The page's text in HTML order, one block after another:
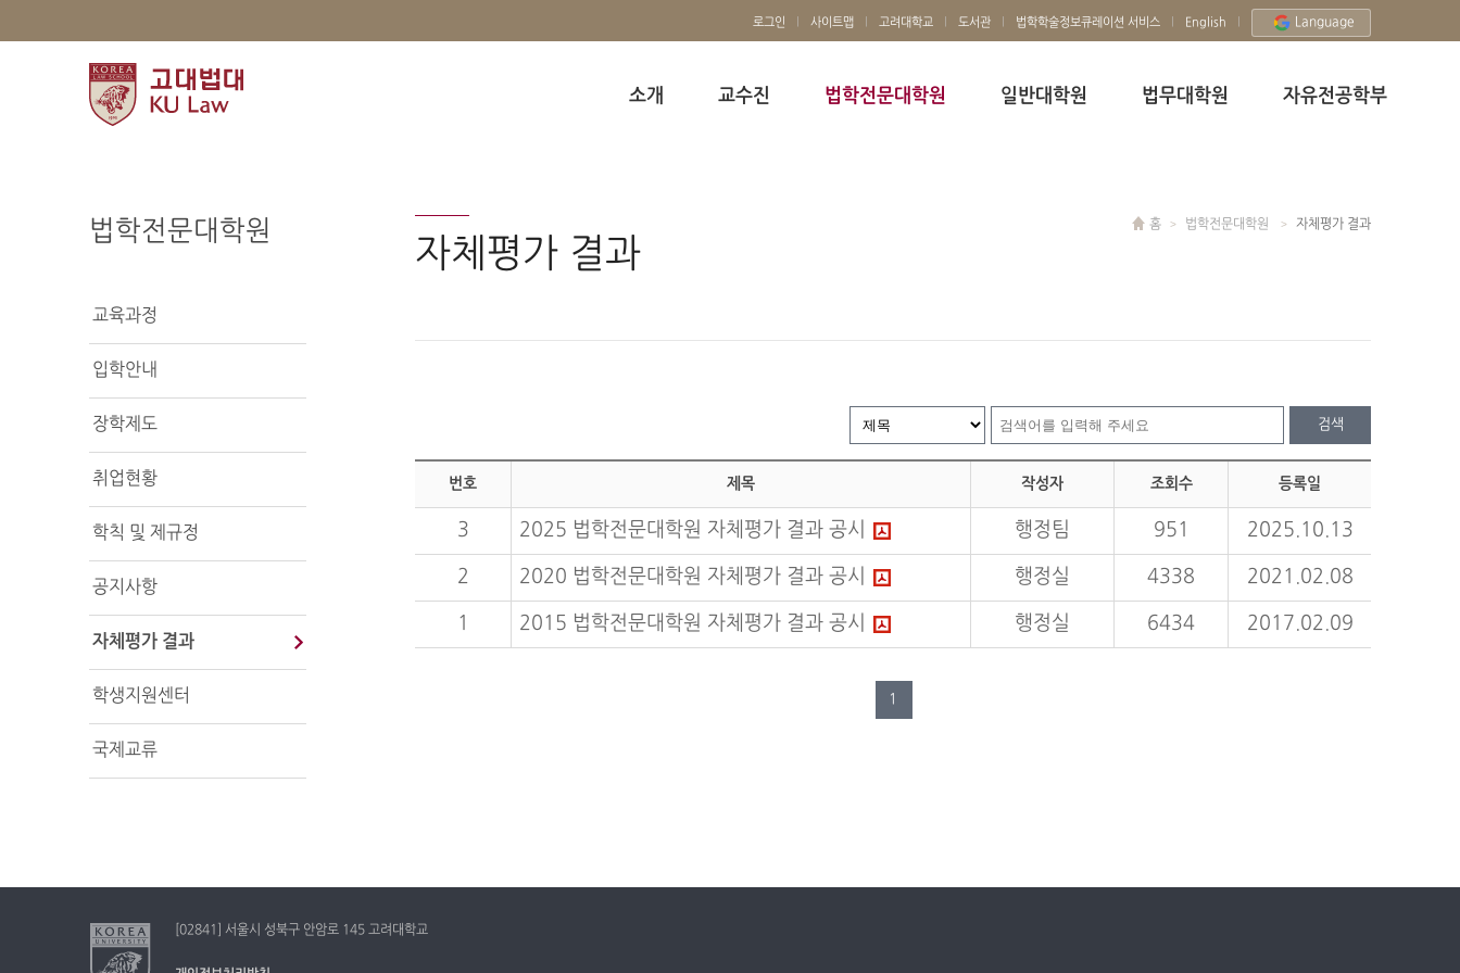
로그인 사이트맵 고려대학교 도서관 법학학술정보큐레이션 서비스 English Language
소개 교수진 법학전문대학원 일반대학원 법무대학원 자유전공학부
법학전문대학원
교육과정
입학안내
장학제도
취업현황
학칙 및 제규정
공지사항
자체평가 결과
학생지원센터
국제교류
홈 법학전문대학원 자체평가 결과
자체평가 결과
검색
번호 제목 작성자 조회수 등록일
3 2025 법학전문대학원 자체평가 결과 공시 행정팀 951 2025.10.13
2 2020 법학전문대학원 자체평가 결과 공시 행정실 4338 2021.02.08
1 2015 법학전문대학원 자체평가 결과 공시 행정실 6434 2017.02.09
1
[02841] 서울시 성북구 안암로 145 고려대학교